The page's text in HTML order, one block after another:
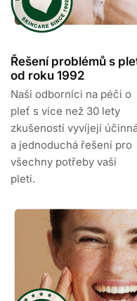
Řešení problémů s
od roku 1992
Naši odborníci na péči o
pleť s více než 30 lety
zkušeností vyvíjejí
a jednoduchá řešení pro
všechny potřeby vaší
pleti.